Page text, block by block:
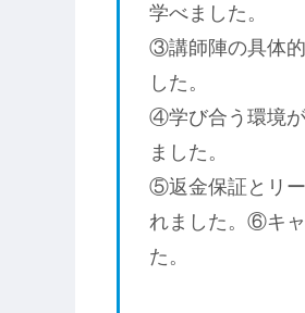
学べました。
③講師陣の具体
した。
④学び合う環境
ました。
⑤返金保証とリ
れました。⑥キ
た。